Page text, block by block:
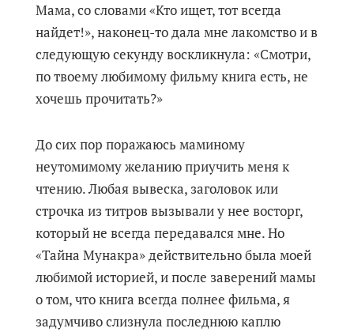
Мама, со словами «Кто ищет, тот всегда
найдет!», наконец-то дала мне лакомство и в
следующую секунду воскликнула: «Смотри,
по твоему любимому фильму книга есть, не
хочешь прочитать?»
До сих пор поражаюсь маминому
неутомимому желанию приучить меня к
чтению. Любая вывеска, заголовок или
строчка из титров вызывали у нее восторг,
который не всегда передавался мне. Но
«Тайна Мунакра» действительно была моей
любимой историей, и после заверений мамы
о том, что книга всегда полнее фильма, я
задумчиво слизнула последнюю каплю